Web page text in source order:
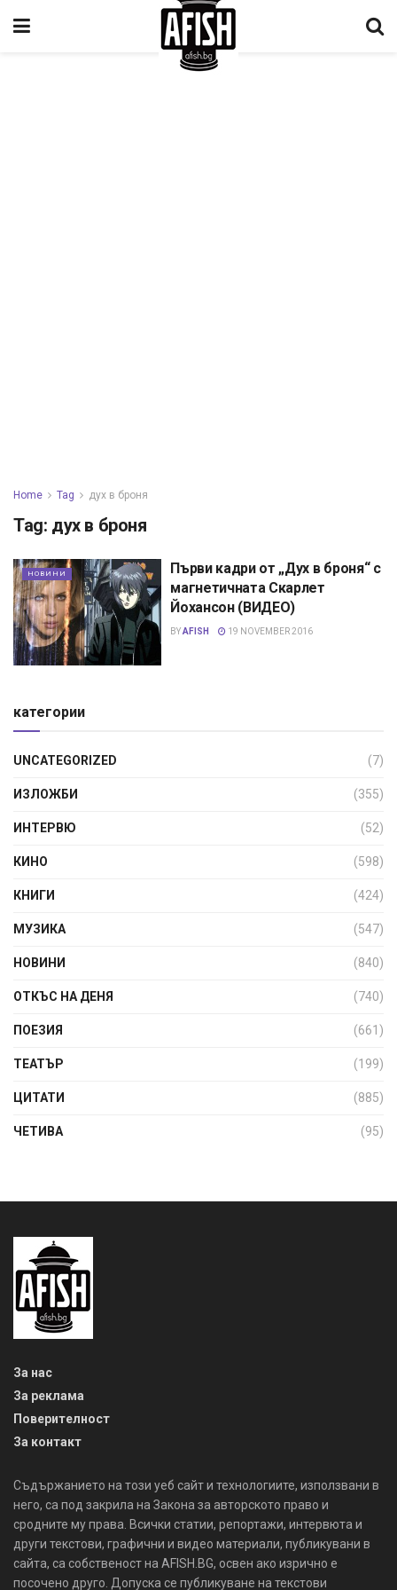
Home Tag дух в броня
Tag: дух в броня
НОВИНИ
Първи кадри от „Дух в броня“ с
магнетичната Скарлет
Йохансон (ВИДЕО)
BYAFISH 19 NOVEMBER 2016
категории
UNCATEGORIZED (7)
ИЗЛОЖБИ (355)
ИНТЕРВЮ (52)
КИНО (598)
КНИГИ (424)
МУЗИКА (547)
НОВИНИ (840)
ОТКЪС НА ДЕНЯ (740)
ПОЕЗИЯ (661)
ТЕАТЪР (199)
ЦИТАТИ (885)
ЧЕТИВА (95)
За нас
За реклама
Поверителност
За контакт
Съдържанието на този уеб сайт и технологиите, използвани в
него, са под закрила на Закона за авторското право и
сродните му права. Всички статии, репортажи, интервюта и
други текстови, графични и видео материали, публикувани в
сайта, са собственост на AFISH.BG, освен ако изрично е
посочено друго. Допуска се публикуване на текстови